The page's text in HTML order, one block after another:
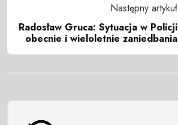
Następny artykuł
Radosław Gruca: Sytuacja w Policji
obecnie i wieloletnie zaniedbania